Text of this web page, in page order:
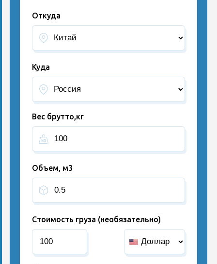
Откуда
Куда
Вес брутто,кг
Объем, м3
Стоимость груза (необязательно)